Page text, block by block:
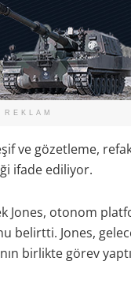
REKLAM
ve gözetleme,
ifade ediliyor.
Jones, otonom
belirtti. Jones,
birlikte görev